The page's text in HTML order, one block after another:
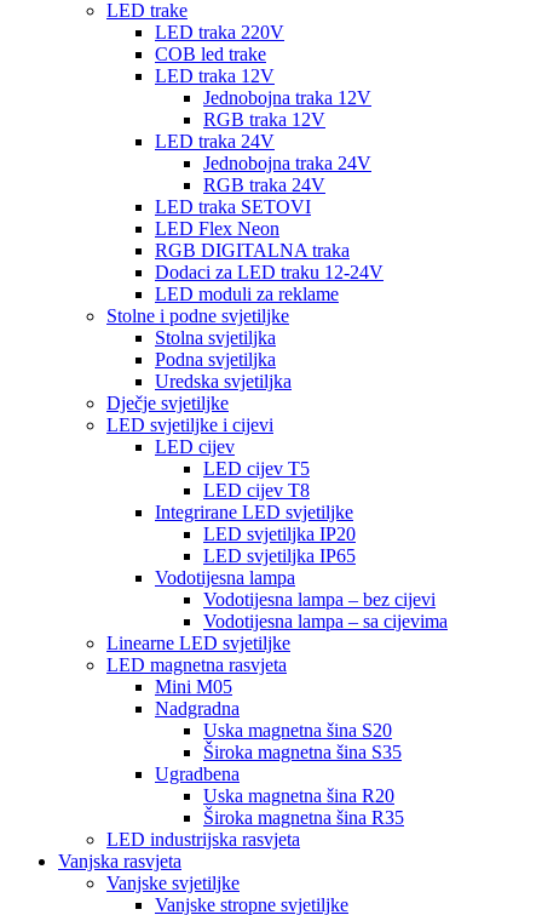
LED trake
LED traka 220V
COB led trake
LED traka 12V
Jednobojna traka 12V
RGB traka 12V
LED traka 24V
Jednobojna traka 24V
RGB traka 24V
LED traka SETOVI
LED Flex Neon
RGB DIGITALNA traka
Dodaci za LED traku 12-24V
LED moduli za reklame
Stolne i podne svjetiljke
Stolna svjetiljka
Podna svjetiljka
Uredska svjetiljka
Dječje svjetiljke
LED svjetiljke i cijevi
LED cijev
LED cijev T5
LED cijev T8
Integrirane LED svjetiljke
LED svjetiljka IP20
LED svjetiljka IP65
Vodotijesna lampa
Vodotijesna lampa – bez cijevi
Vodotijesna lampa – sa cijevima
Linearne LED svjetiljke
LED magnetna rasvjeta
Mini M05
Nadgradna
Uska magnetna šina S20
Široka magnetna šina S35
Ugradbena
Uska magnetna šina R20
Široka magnetna šina R35
LED industrijska rasvjeta
Vanjska rasvjeta
Vanjske svjetiljke
Vanjske stropne svjetiljke